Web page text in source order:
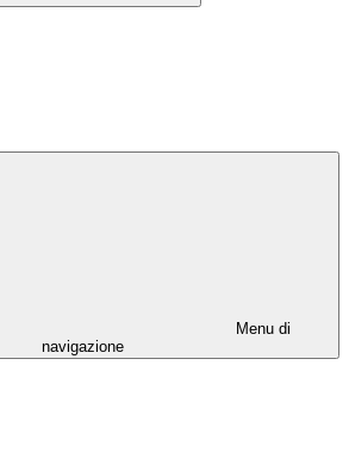
Menu di
navigazione